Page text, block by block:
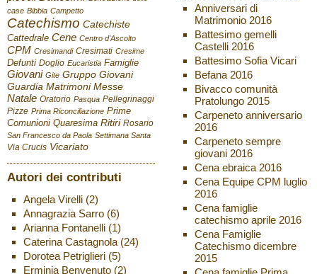
case Bibbia Campetto
Catechismo Catechiste
Cattedrale Cene Centro d'Ascolto
CPM Cresimandi Cresimati Cresime
Defunti Doglio Eucaristia Famiglie
Giovani Gite Gruppo Giovani
Guardia Matrimoni Messe
Natale Oratorio Pasqua Pellegrinaggi
Pizze Prima Riconciliazione Prime
Comunioni Quaresima Ritiri Rosario
San Francesco da Paola Settimana Santa
Via Crucis Vicariato
Autori dei contributi
Angela Virelli(2)
Annagrazia Sarro(6)
Arianna Fontanelli(1)
Caterina Castagnola(24)
Dorotea Petriglieri(5)
Erminia Benvenuto(2)
Anniversari di
Matrimonio 2016
Battesimo gemelli
Castelli 2016
Battesimo Sofia Vicari
Befana 2016
Bivacco comunità
Pratolungo 2015
Carpeneto anniversario
2016
Carpeneto sempre
giovani 2016
Cena ebraica 2016
Cena Equipe CPM luglio
2016
Cena famiglie
catechismo aprile 2016
Cena Famiglie
Catechismo dicembre
2015